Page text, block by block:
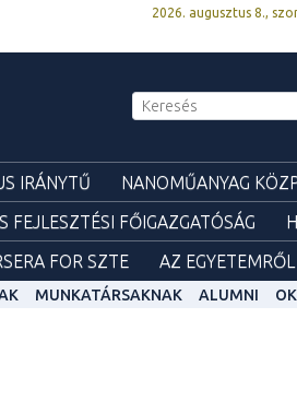
2026. augusztus 8.,
IRÁNYTŰ
NANOMŰANYAG
FEJLESZTÉSI FŐIGAZGATÓSÁG
FOR SZTE AZ EGYETEMRŐL
MUNKATÁRSAKNAK ALUMNI